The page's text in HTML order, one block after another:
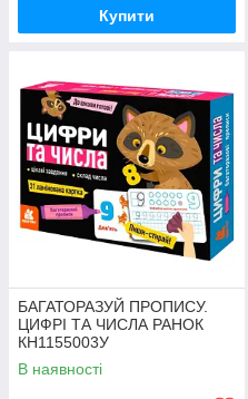
Купити
БАГАТОРАЗУЙ ПРОПИСУ.
ЦИФРІ ТА ЧИСЛА РАНОК
КН1155003У
В наявності